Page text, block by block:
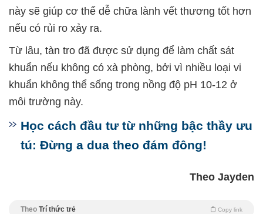
này sẽ giúp cơ thể dễ chữa lành vết thương tốt hơn
nếu có rủi ro xảy ra.
Từ lâu, tàn tro đã được sử dụng để làm chất sát
khuẩn nếu không có xà phòng, bởi vì nhiều loại vi
khuẩn không thể sống trong nồng độ pH 10-12 ở
môi trường này.
Học cách đầu tư từ những bậc thầy ưu
tú: Đừng a dua theo đám đông!
Theo Jayden
Theo Trí thức trẻ Copy link